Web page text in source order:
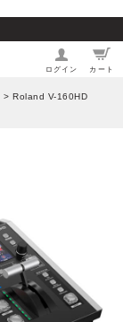
ログイン カート
> Roland V-160HD